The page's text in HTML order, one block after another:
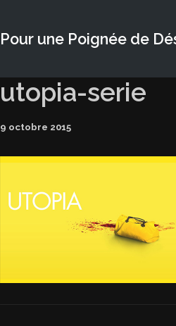
Pour une Poignée de
utopia-serie
9 octobre 2015